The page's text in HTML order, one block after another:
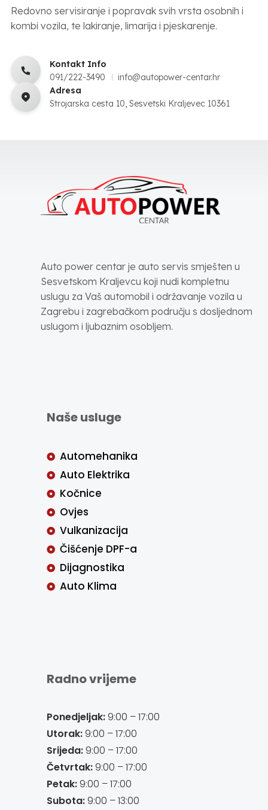
Redovno servisiranje i popravak svih vrsta osobnih i
kombi vozila, te lakiranje, limarija i pjeskarenje.
Kontakt Info
091/222-3490
info@autopower-centar.hr
Adresa
Strojarska cesta 10, Sesvetski Kraljevec 10361
Auto power centar je auto servis smješten u
Sesvetskom Kraljevcu koji nudi kompletnu
uslugu za Vaš automobil i održavanje vozila u
Zagrebu i zagrebačkom području s dosljednom
uslugom i ljubaznim osobljem.
Naše usluge
Automehanika
Auto Elektrika
Kočnice
Ovjes
Vulkanizacija
Čišćenje DPF-a
Dijagnostika
Auto Klima
Radno vrijeme
Ponedjeljak:9:00 – 17:00
Utorak:9:00 – 17:00
Srijeda:9:00 – 17:00
Četvrtak:9:00 – 17:00
Petak:9:00 – 17:00
Subota:9:00 – 13:00